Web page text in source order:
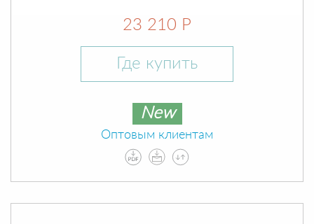
23 210 Р
Где купить
New
Оптовым клиентам